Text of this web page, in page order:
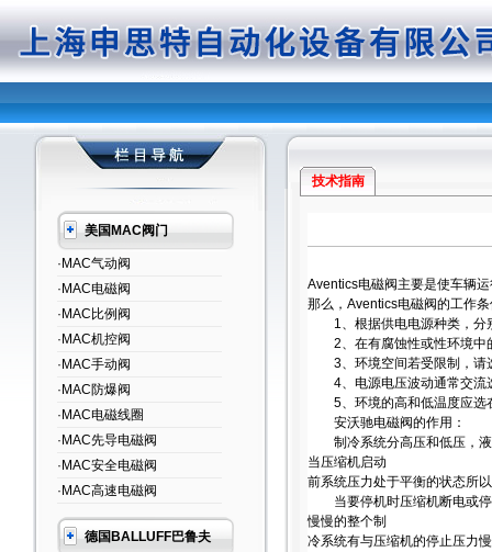
美国MAC阀门
·MAC气动阀
·MAC电磁阀
·MAC比例阀
·MAC机控阀
·MAC手动阀
·MAC防爆阀
·MAC电磁线圈
·MAC先导电磁阀
·MAC安全电磁阀
·MAC高速电磁阀
德国BALLUFF巴鲁夫
技术指南
Aventics电磁阀主要是使车辆
那么，Aventics电磁阀的工作
1、根据供电电源种类，分
2、在有腐蚀性或性环境中
3、环境空间若受限制，请
4、电源电压波动通常交流
5、环境的高和低温度应选
安沃驰电磁阀的作用：
制冷系统分高压和低压，液
当压缩机启动
前系统压力处于平衡的状态所
当要停机时压缩机断电或停
慢慢的整个制
冷系统有与压缩机的停止压力